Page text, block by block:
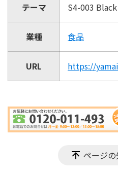
テーマ S4-003 Black
業種 食品
URL https://
ページ